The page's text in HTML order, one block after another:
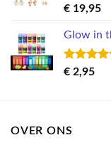
€ 19,95
Glow in
€ 2,95
OVER ONS